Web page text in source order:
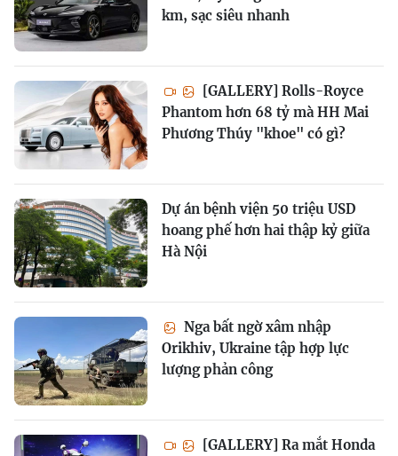
km, sạc siêu nhanh
[GALLERY] Rolls-Royce
Phantom hơn 68 tỷ mà HH Mai
Phương Thúy "khoe" có gì?
Dự án bệnh viện 50 triệu USD
hoang phế hơn hai thập kỷ giữa
Hà Nội
Nga bất ngờ xâm nhập
Orikhiv, Ukraine tập hợp lực
lượng phản công
[GALLERY] Ra mắt Honda